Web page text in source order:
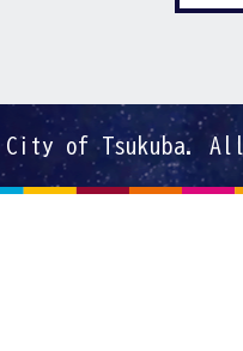
City of Tsukuba.